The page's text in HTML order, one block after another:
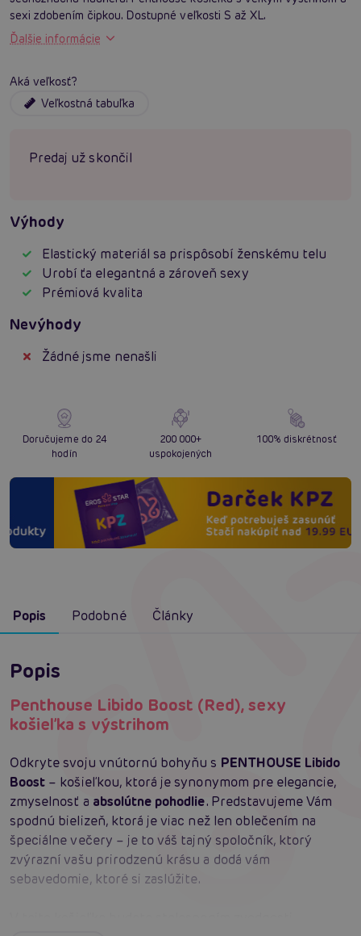
sexi zdobením čipkou. Dostupné veľkosti S až XL.
Ďalšie informácie
Aká veľkosť?
Veľkostná tabuľka
Predaj už skončil
Výhody
Elastický materiál sa prispôsobí ženskému telu
Urobí ťa elegantná a zároveň sexy
Prémiová kvalita
Nevýhody
Žádné jsme nenašli
Doručujeme do 24
hodín
200 000+
uspokojených
100% diskrétnosť
Popis Podobné Články
Popis
Penthouse Libido Boost (Red), sexy
košieľka s výstrihom
Odkryte svoju vnútornú bohyňu s PENTHOUSE Libido
Boost – košieľkou, ktorá je synonymom pre elegancie,
zmyselnosť a absolútne pohodlie. Predstavujeme Vám
spodnú bielizeň, ktorá je viac než len oblečením na
špeciálne večery – je to váš tajný spoločník, ktorý
zvýrazní vašu prirodzenú krásu a dodá vám
sebavedomie, ktoré si zaslúžite.